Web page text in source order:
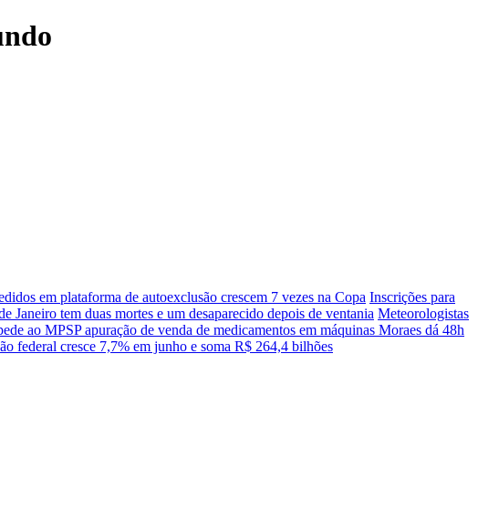
em plataforma de autoexclusão crescem 7 vezes na Copa Inscrições para
Janeiro tem duas mortes e um desaparecido depois de ventania Meteorologistas
ao MPSP apuração de venda de medicamentos em máquinas Moraes dá 48h
federal cresce 7,7% em junho e soma R$ 264,4 bilhões